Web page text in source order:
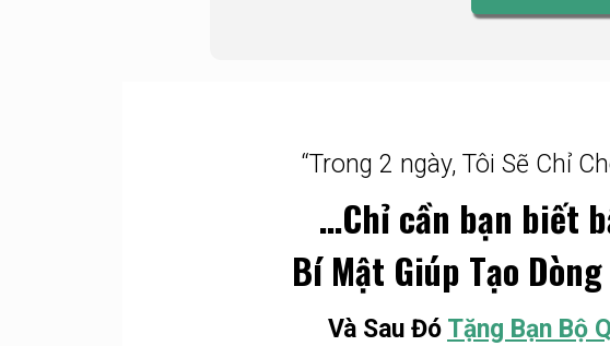
“Trong 2 ngày, Tôi Sẽ Chỉ
…Chỉ cần bạn biết
Bí Mật Giúp Tạo
Và Sau Đó Tặng Bạn Bộ